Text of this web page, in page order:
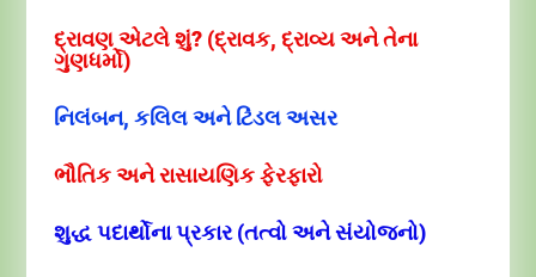
દ્રાવણ એટલે શું? (દ્રાવક, દ્રાવ્ય અને તેના
ગુણધર્મો)
નિલંબન, કલિલ અને ટિંડલ અસર
ભૌતિક અને રાસાયણિક ફેરફારો
શુદ્ધ પદાર્થોના પ્રકાર (તત્વો અને સંયોજનો)